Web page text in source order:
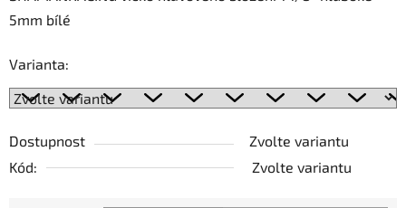
5mm bílé
Varianta:
Dostupnost
Zvolte variantu
Kód:
Zvolte variantu